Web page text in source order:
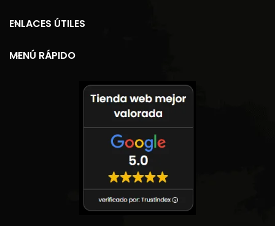
ENLACES ÚTILES
MENÚ RÁPIDO